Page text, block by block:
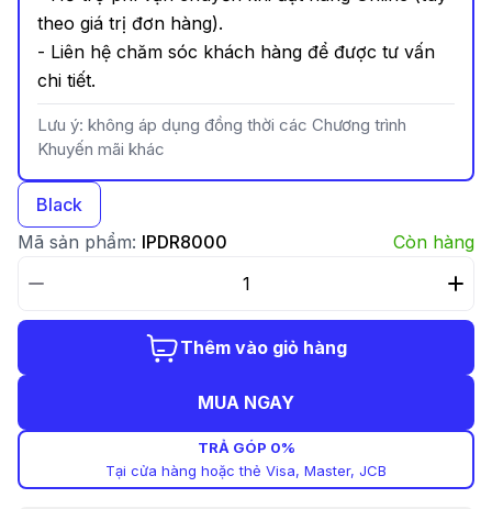
theo giá trị đơn hàng).
- Liên hệ chăm sóc khách hàng để được tư vấn
chi tiết.
Lưu ý: không áp dụng đồng thời các Chương trình
Khuyến mãi khác
Black
Mã sản phẩm: IPDR8000 Còn hàng
Thêm vào giỏ hàng
MUA NGAY
TRẢ GÓP 0%
Tại cửa hàng hoặc thẻ Visa, Master, JCB